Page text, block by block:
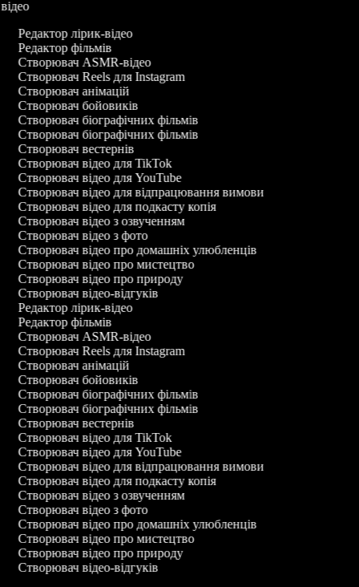
Редактор лірик-відео
Редактор фільмів
Створювач ASMR-відео
Створювач Reels для Instagram
Створювач анімацій
Створювач бойовиків
Створювач біографічних фільмів
Створювач біографічних фільмів
Створювач вестернів
Створювач відео для TikTok
Створювач відео для YouTube
Створювач відео для відпрацювання вимови
Створювач відео для подкасту копія
Створювач відео з озвученням
Створювач відео з фото
Створювач відео про домашніх улюбленців
Створювач відео про мистецтво
Створювач відео про природу
Створювач відео-відгуків
Редактор лірик-відео
Редактор фільмів
Створювач ASMR-відео
Створювач Reels для Instagram
Створювач анімацій
Створювач бойовиків
Створювач біографічних фільмів
Створювач біографічних фільмів
Створювач вестернів
Створювач відео для TikTok
Створювач відео для YouTube
Створювач відео для відпрацювання вимови
Створювач відео для подкасту копія
Створювач відео з озвученням
Створювач відео з фото
Створювач відео про домашніх улюбленців
Створювач відео про мистецтво
Створювач відео про природу
Створювач відео-відгуків